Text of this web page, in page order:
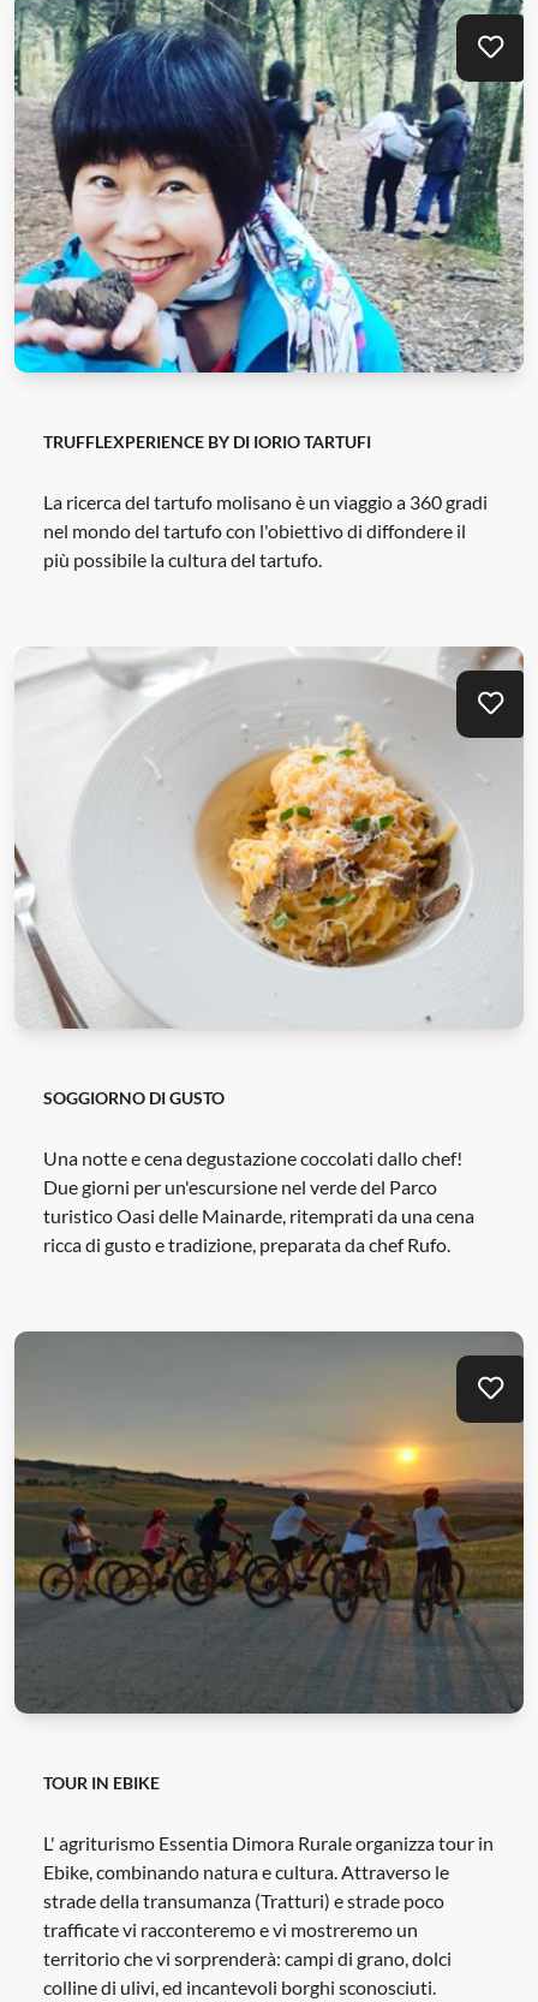
TRUFFLEXPERIENCE BY DI IORIO TARTUFI
La ricerca del tartufo molisano è un viaggio a 360 gradi
nel mondo del tartufo con l'obiettivo di diffondere il
più possibile la cultura del tartufo.
SOGGIORNO DI GUSTO
Una notte e cena degustazione coccolati dallo chef!
Due giorni per un'escursione nel verde del Parco
turistico Oasi delle Mainarde, ritemprati da una cena
ricca di gusto e tradizione, preparata da chef Rufo.
TOUR IN EBIKE
L' agriturismo Essentia Dimora Rurale organizza tour in
Ebike, combinando natura e cultura. Attraverso le
strade della transumanza (Tratturi) e strade poco
trafficate vi racconteremo e vi mostreremo un
territorio che vi sorprenderà: campi di grano, dolci
colline di ulivi, ed incantevoli borghi sconosciuti.